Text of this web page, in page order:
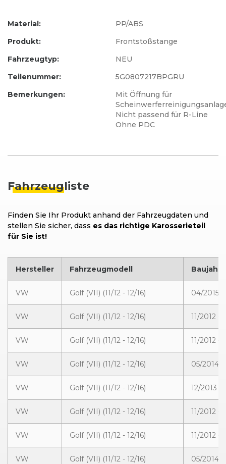
Produkt:
Frontstoßstange
Fahrzeugtyp:
NEU
Material: PP/ABS
Teilenummer:
5G0807217BPGRU
Bemerkungen:
Mit Öffnung für
Nicht passend für R-Line
Ohne PDC
Fahrzeugliste
Finden Sie Ihr Produkt anhand der Fahrzeugdaten und
stellen Sie sicher, dass es das richtige Karosserieteil
für Sie ist!
Hersteller Fahrzeugmodell Baujahr
VW Golf (VII) (11/12 - 12/16) 04/2015 -
VW Golf (VII) (11/12 - 12/16) 11/2012 -
VW Golf (VII) (11/12 - 12/16) 11/2012 -
VW Golf (VII) (11/12 - 12/16) 05/2014 -
VW Golf (VII) (11/12 - 12/16) 12/2013 -
VW Golf (VII) (11/12 - 12/16) 11/2012 -
VW Golf (VII) (11/12 - 12/16) 11/2012 -
VW Golf (VII) (11/12 - 12/16) 05/2014 -